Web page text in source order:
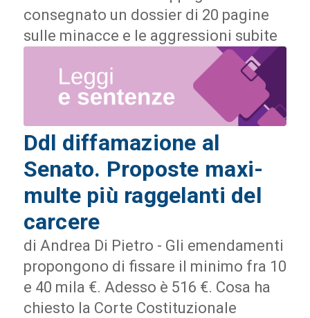
consegnato un dossier di 20 pagine
sulle minacce e le aggressioni subite
Ddl diffamazione al
Senato. Proposte maxi-
multe più raggelanti del
carcere
di Andrea Di Pietro - Gli emendamenti
propongono di fissare il minimo fra 10
e 40 mila €. Adesso è 516 €. Cosa ha
chiesto la Corte Costituzionale